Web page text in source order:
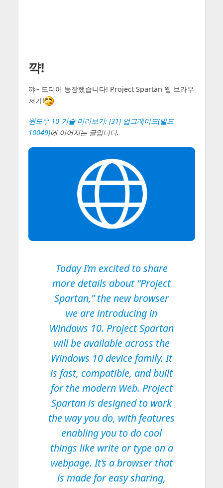
꺅!
꺄~ 드디어 등장했습니다! Project Spartan 웹 브라우
저가!
윈도우 10 기술 미리보기: [31] 업그레이드(빌드
10049)에 이어지는 글입니다.
Today I’m excited to share
more details about “Project
Spartan,” the new browser
we are introducing in
Windows 10. Project Spartan
will be available across the
Windows 10 device family. It
is fast, compatible, and built
for the modern Web. Project
Spartan is designed to work
the way you do, with features
enabling you to do cool
things like write or type on a
webpage. It’s a browser that
is made for easy sharing,